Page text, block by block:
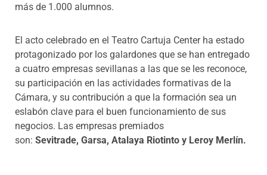
más de 1.000 alumnos.
El acto celebrado en el Teatro Cartuja Center ha estado
protagonizado por los galardones que se han entregado
a cuatro empresas sevillanas a las que se les reconoce,
su participación en las actividades formativas de la
Cámara, y su contribución a que la formación sea un
eslabón clave para el buen funcionamiento de sus
negocios. Las empresas premiados
son: Sevitrade, Garsa, Atalaya Riotinto y Leroy Merlín.